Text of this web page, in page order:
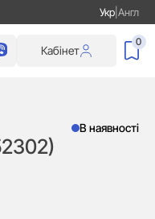
Укр| Англ
Кабінет
0
В наявності